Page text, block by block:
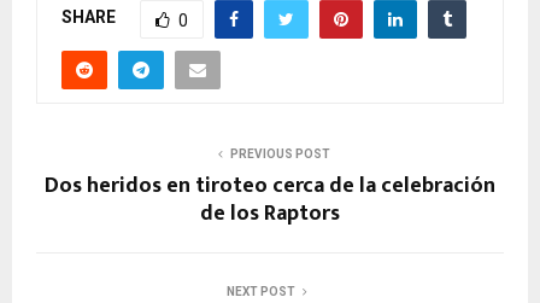
SHARE 0
PREVIOUS POST
Dos heridos en tiroteo cerca de la celebración
de los Raptors
NEXT POST